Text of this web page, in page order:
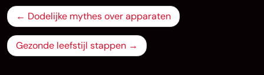
Bericht
navigatie
Dodelijke mythes over apparaten
Gezonde leefstijl stappen